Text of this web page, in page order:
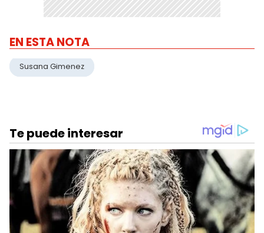
EN ESTA NOTA
Susana Gimenez